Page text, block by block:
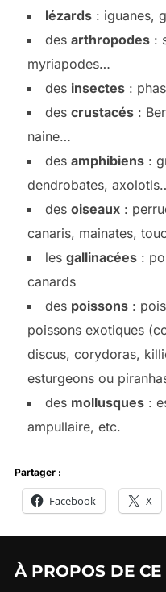
lézards: iguanes,
des arthropodes:
myriapodes…
des insectes:
des crustacés:
naine…
des amphibiens:
dendrobates,
des oiseaux:
canaris, mainates,
les gallinacées:
canards
des poissons:
poissons exotiques
discus, corydoras,
esturgeons ou
des mollusques:
ampullaire, etc.
Partager :
Facebook X
À PROPOS DE CE